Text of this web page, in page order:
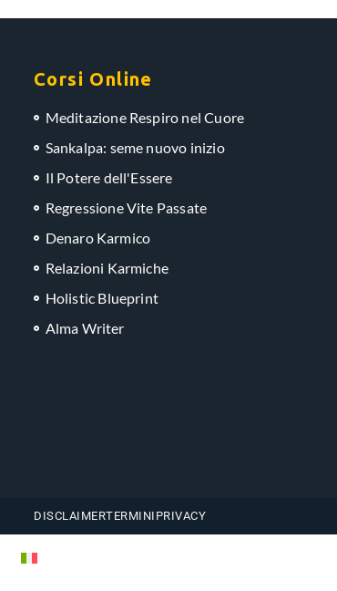
Corsi Online
Meditazione Respiro nel Cuore
Sankalpa: seme nuovo inizio
Il Potere dell'Essere
Regressione Vite Passate
Denaro Karmico
Relazioni Karmiche
Holistic Blueprint
Alma Writer
DISCLAIMERTERMINI PRIVACY